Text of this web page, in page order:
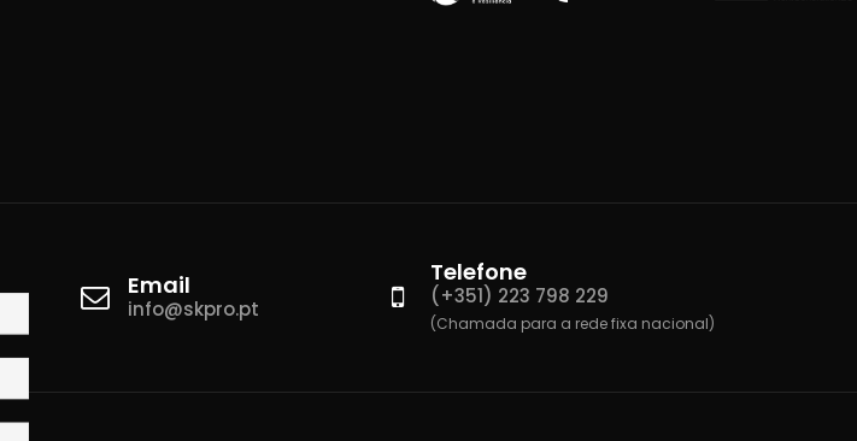
Email
info@skpro.pt
Telefone
(+351) 223 798 229
(Chamada para a rede fixa nacional)